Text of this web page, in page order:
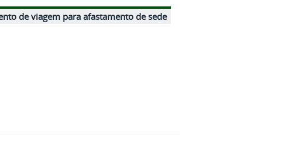
de viagem para afastamento de sede